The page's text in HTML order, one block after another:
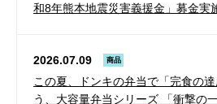
和8年熊本地震災害義援金」募金実
2026.07.09 商品
この夏、ドンキの弁当で「完食の
う、大容量弁当シリーズ 「衝撃の